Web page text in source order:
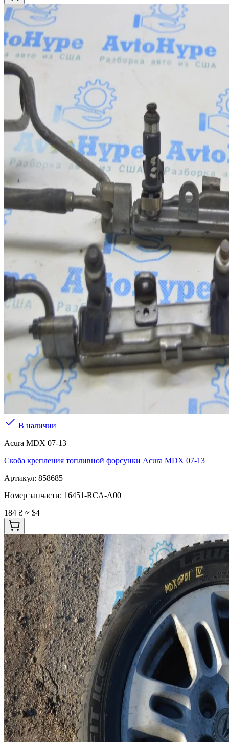
В наличии
Acura MDX 07-13
Скоба крепления топливной форсунки Acura MDX 07-13
Артикул: 858685
Номер запчасти: 16451-RCA-A00
184 ₴ ≈ $4